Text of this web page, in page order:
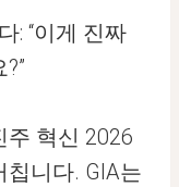
: “이게 진짜
주 혁신 2026
니다. GIA는